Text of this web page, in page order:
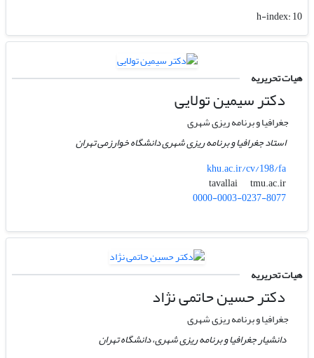
h-index:10
هیات تحریریه
دکتر سیمین تولایی
جغرافیا و برنامه ریزی شهری
استاد جغرافیا و برنامه ریزی شهری دانشگاه خوارزمی تهران
khu.ac.ir/cv/198/fa
tavallai
tmu.ac.ir
0000-0003-0237-8077
هیات تحریریه
دکتر حسین حاتمی نژاد
جغرافیا و برنامه ریزی شهری
دانشیار جغرافیا و برنامه ریزی شهری، دانشگاه تهران